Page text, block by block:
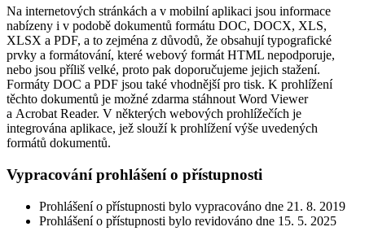
Na internetových stránkách a v mobilní aplikaci jsou informace
nabízeny i v podobě dokumentů formátu DOC, DOCX, XLS,
XLSX a PDF, a to zejména z důvodů, že obsahují typografické
prvky a formátování, které webový formát HTML nepodporuje,
nebo jsou příliš velké, proto pak doporučujeme jejich stažení.
Formáty DOC a PDF jsou také vhodnější pro tisk. K prohlížení
těchto dokumentů je možné zdarma stáhnout Word Viewer
a Acrobat Reader. V některých webových prohlížečích je
integrována aplikace, jež slouží k prohlížení výše uvedených
formátů dokumentů.
Vypracování prohlášení o přístupnosti
Prohlášení o přístupnosti bylo vypracováno dne 21. 8. 2019
Prohlášení o přístupnosti bylo revidováno dne 15. 5. 2025